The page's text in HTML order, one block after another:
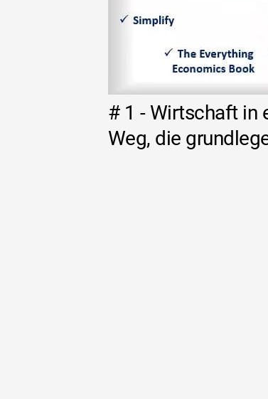
# 1 - Wirtschaft in
Weg, die